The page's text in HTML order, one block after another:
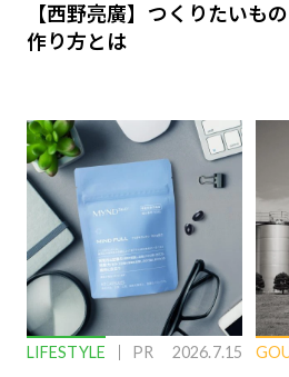
【西野亮廣】つくりたいも
作り方とは
LIFESTYLE PR 2026.7.15